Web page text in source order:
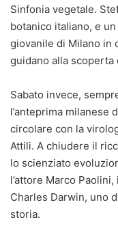
Sinfonia vegetale.
botanico italiano, e
giovanile di Milano in
guidano alla scoperta
Sabato invece,
l’anteprima milanese
circolare con la
Attili. A chiudere il
lo scienziato
l’attore Marco
Charles Darwin, uno
storia.